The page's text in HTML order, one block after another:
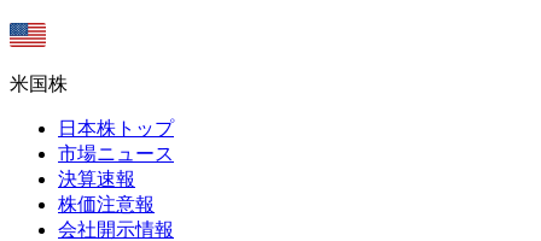
米国株
日本株トップ
市場ニュース
決算速報
株価注意報
会社開示情報